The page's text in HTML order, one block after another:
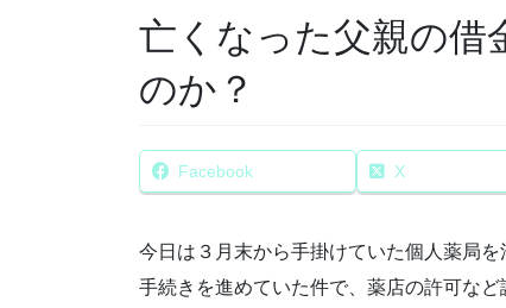
亡くなった父親の借
のか？
Facebook X
今日は３月末から手掛けていた個人薬局
手続きを進めていた件で、薬店の許可など